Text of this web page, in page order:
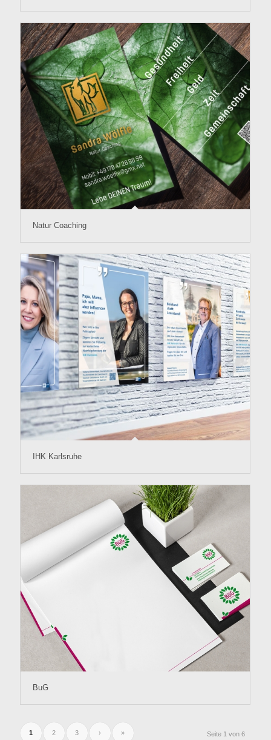
Natur Coaching
IHK Karlsruhe
BuG
Seite 1 von 6
1 2 3 › »